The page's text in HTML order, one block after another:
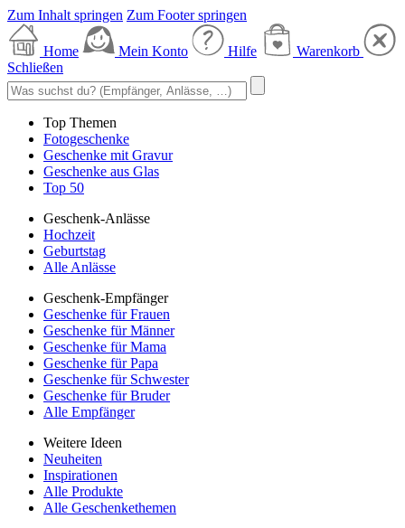
Zum Inhalt springen Zum Footer springen
Home Mein Konto Hilfe
Warenkorb
Schließen
Top Themen
Fotogeschenke
Geschenke mit Gravur
Geschenke aus Glas
Top 50
Geschenk-Anlässe
Hochzeit
Geburtstag
Alle Anlässe
Geschenk-Empfänger
Geschenke für Frauen
Geschenke für Männer
Geschenke für Mama
Geschenke für Papa
Geschenke für Schwester
Geschenke für Bruder
Alle Empfänger
Weitere Ideen
Neuheiten
Inspirationen
Alle Produkte
Alle Geschenkethemen